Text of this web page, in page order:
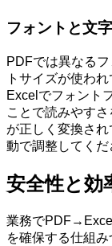
フォントと文
PDFでは異なる
トサイズが使わ
Excelでフォント
ことで読みやす
が正しく変換さ
動で調整してくだ
安全性と効
業務で
を確保する仕組